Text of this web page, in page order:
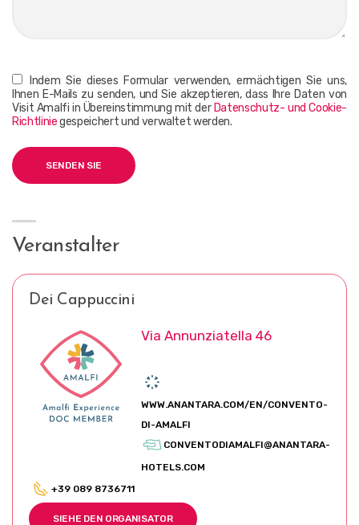
Indem Sie dieses Formular verwenden, ermächtigen Sie uns,
Ihnen E-Mails zu senden, und Sie akzeptieren, dass Ihre Daten von
Visit Amalfi in Übereinstimmung mit der Datenschutz- und Cookie-
Richtliniegespeichert und verwaltet werden.
Veranstalter
Dei Cappuccini
Via Annunziatella 46
WWW.ANANTARA.COM/EN/CONVENTO-
DI-AMALFI
CONVENTODIAMALFI@ANANTARA-
HOTELS.COM
+39 089 8736711
SIEHE DEN ORGANISATOR